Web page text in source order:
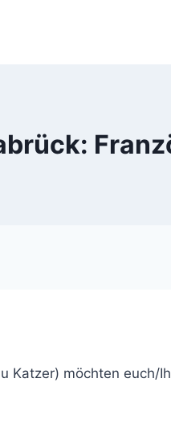
Katzer) möchten euch/